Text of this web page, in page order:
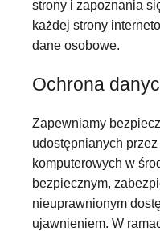
strony i zapoznania
każdej strony
dane osobowe.
Ochrona
Zapewniamy
udostępnianych
komputerowych w
bezpiecznym,
nieuprawnionym
ujawnieniem. W